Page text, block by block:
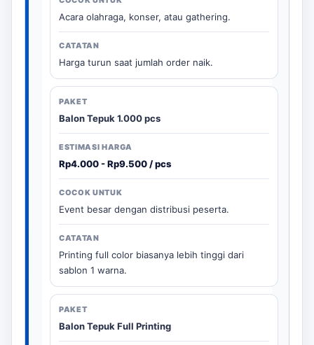
Acara olahraga, konser, atau gathering.
Harga turun saat jumlah order naik.
Balon Tepuk 1.000 pcs
Rp4.000 - Rp9.500 / pcs
Event besar dengan distribusi peserta.
Printing full color biasanya lebih tinggi dari
sablon 1 warna.
Balon Tepuk Full Printing